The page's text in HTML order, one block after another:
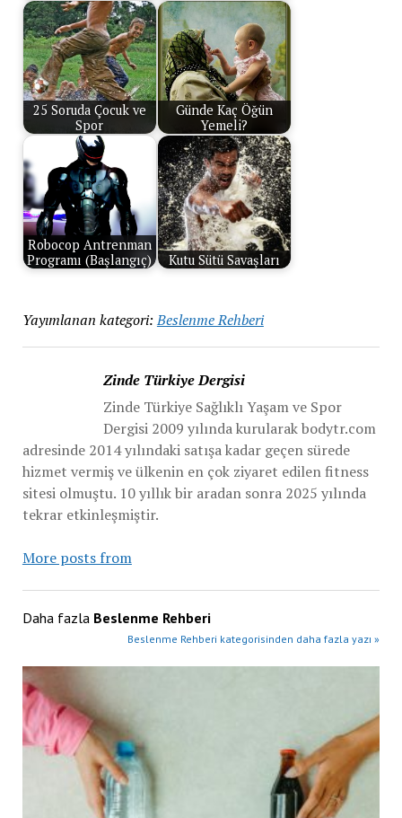
25 Soruda Çocuk ve
Spor
Günde Kaç Öğün
Yemeli?
Robocop Antrenman
Programı (Başlangıç)
Kutu Sütü Savaşları
Yayımlanan kategori: Beslenme Rehberi
Zinde Türkiye Dergisi
Zinde Türkiye Sağlıklı Yaşam ve Spor
Dergisi 2009 yılında kurularak bodytr.com
adresinde 2014 yılındaki satışa kadar geçen sürede
hizmet vermiş ve ülkenin en çok ziyaret edilen fitness
sitesi olmuştu. 10 yıllık bir aradan sonra 2025 yılında
tekrar etkinleşmiştir.
More posts from
Daha fazla Beslenme Rehberi
Beslenme Rehberi kategorisinden daha fazla yazı »